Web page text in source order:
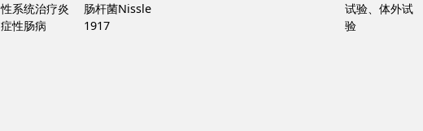
性系统治疗炎
症性肠病
肠杆菌Nissle
1917
试验、体外试
验